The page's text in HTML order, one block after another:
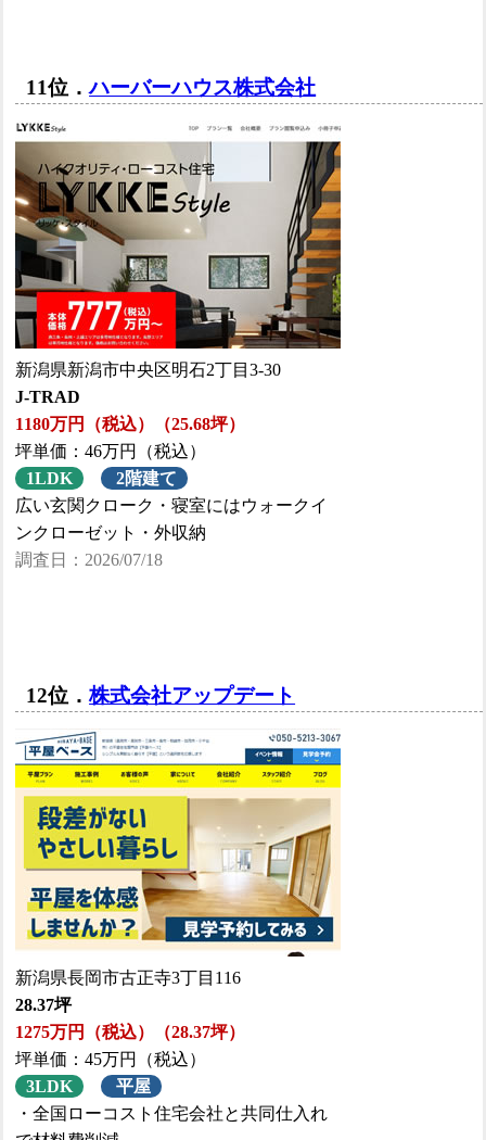
11位．ハーバーハウス株式会社
新潟県新潟市中央区明石2丁目3-30
J-TRAD
1180万円（税込）（25.68坪）
坪単価：46万円（税込）
1LDK
2階建て
広い玄関クローク・寝室にはウォークイ
ンクローゼット・外収納
調査日：2026/07/18
12位．株式会社アップデート
新潟県長岡市古正寺3丁目116
28.37坪
1275万円（税込）（28.37坪）
坪単価：45万円（税込）
3LDK
平屋
・全国ローコスト住宅会社と共同仕入れ